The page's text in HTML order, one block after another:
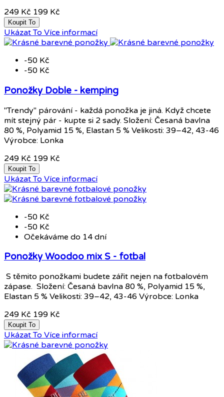
249 Kč 199 Kč
Koupit To
Ukázat To Více informací
-50 Kč
-50 Kč
Ponožky Doble - kemping
"Trendy" párování - každá ponožka je jiná. Když chcete
mít stejný pár - kupte si 2 sady. Složení: Česaná bavlna
80 %, Polyamid 15 %, Elastan 5 % Velikosti: 39–42, 43-46
Výrobce: Lonka
249 Kč 199 Kč
Koupit To
Ukázat To Více informací
-50 Kč
-50 Kč
Očekáváme do 14 dní
Ponožky Woodoo mix S - fotbal
S těmito ponožkami budete zářit nejen na fotbalovém
zápase. Složení: Česaná bavlna 80 %, Polyamid 15 %,
Elastan 5 % Velikosti: 39–42, 43-46 Výrobce: Lonka
249 Kč 199 Kč
Koupit To
Ukázat To Více informací